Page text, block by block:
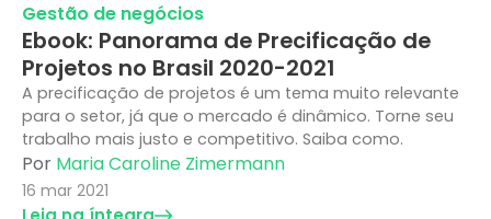
Gestão de negócios
Ebook: Panorama de Precificação de
Projetos no Brasil 2020-2021
A precificação de projetos é um tema muito relevante
para o setor, já que o mercado é dinâmico. Torne seu
trabalho mais justo e competitivo. Saiba como.
Por Maria Caroline Zimermann
16 mar 2021